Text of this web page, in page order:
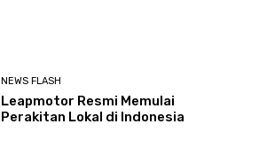
NEWS FLASH
Leapmotor Resmi Memulai
Perakitan Lokal di Indonesia